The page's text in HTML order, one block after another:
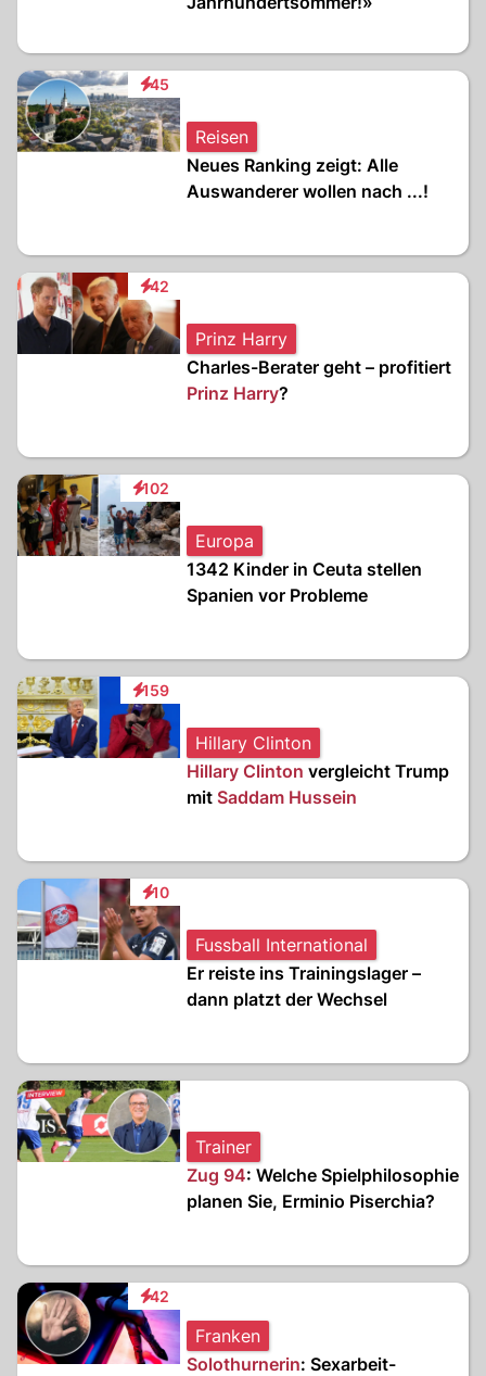
45
Interaktionen
Reisen
Neues Ranking zeigt: Alle
Auswanderer wollen nach ...!
42
Interaktionen
Prinz Harry
Charles-Berater geht – profitiert
Prinz Harry?
102
Interaktionen
Europa
1342 Kinder in Ceuta stellen
Spanien vor Probleme
159
Interaktionen
Hillary Clinton
Hillary Clinton vergleicht Trump
mit Saddam Hussein
10
Interaktionen
Fussball International
Er reiste ins Trainingslager –
dann platzt der Wechsel
Trainer
Zug 94: Welche Spielphilosophie
planen Sie, Erminio Piserchia?
42
Interaktionen
Franken
Solothurnerin: Sexarbeit-